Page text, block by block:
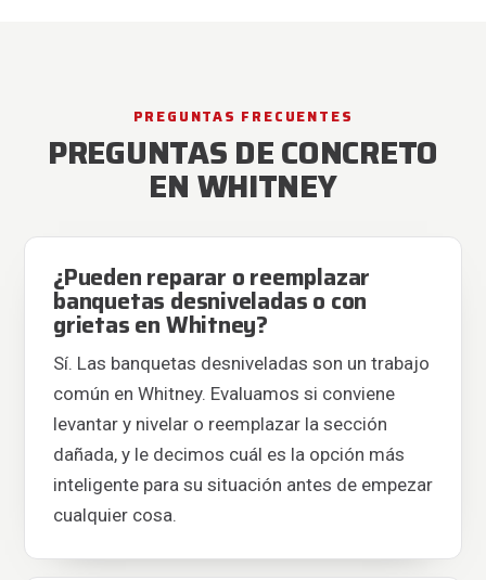
PREGUNTAS FRECUENTES
PREGUNTAS DE CONCRETO
EN WHITNEY
¿Pueden reparar o reemplazar
banquetas desniveladas o con
grietas en Whitney?
Sí. Las banquetas desniveladas son un trabajo
común en Whitney. Evaluamos si conviene
levantar y nivelar o reemplazar la sección
dañada, y le decimos cuál es la opción más
inteligente para su situación antes de empezar
cualquier cosa.